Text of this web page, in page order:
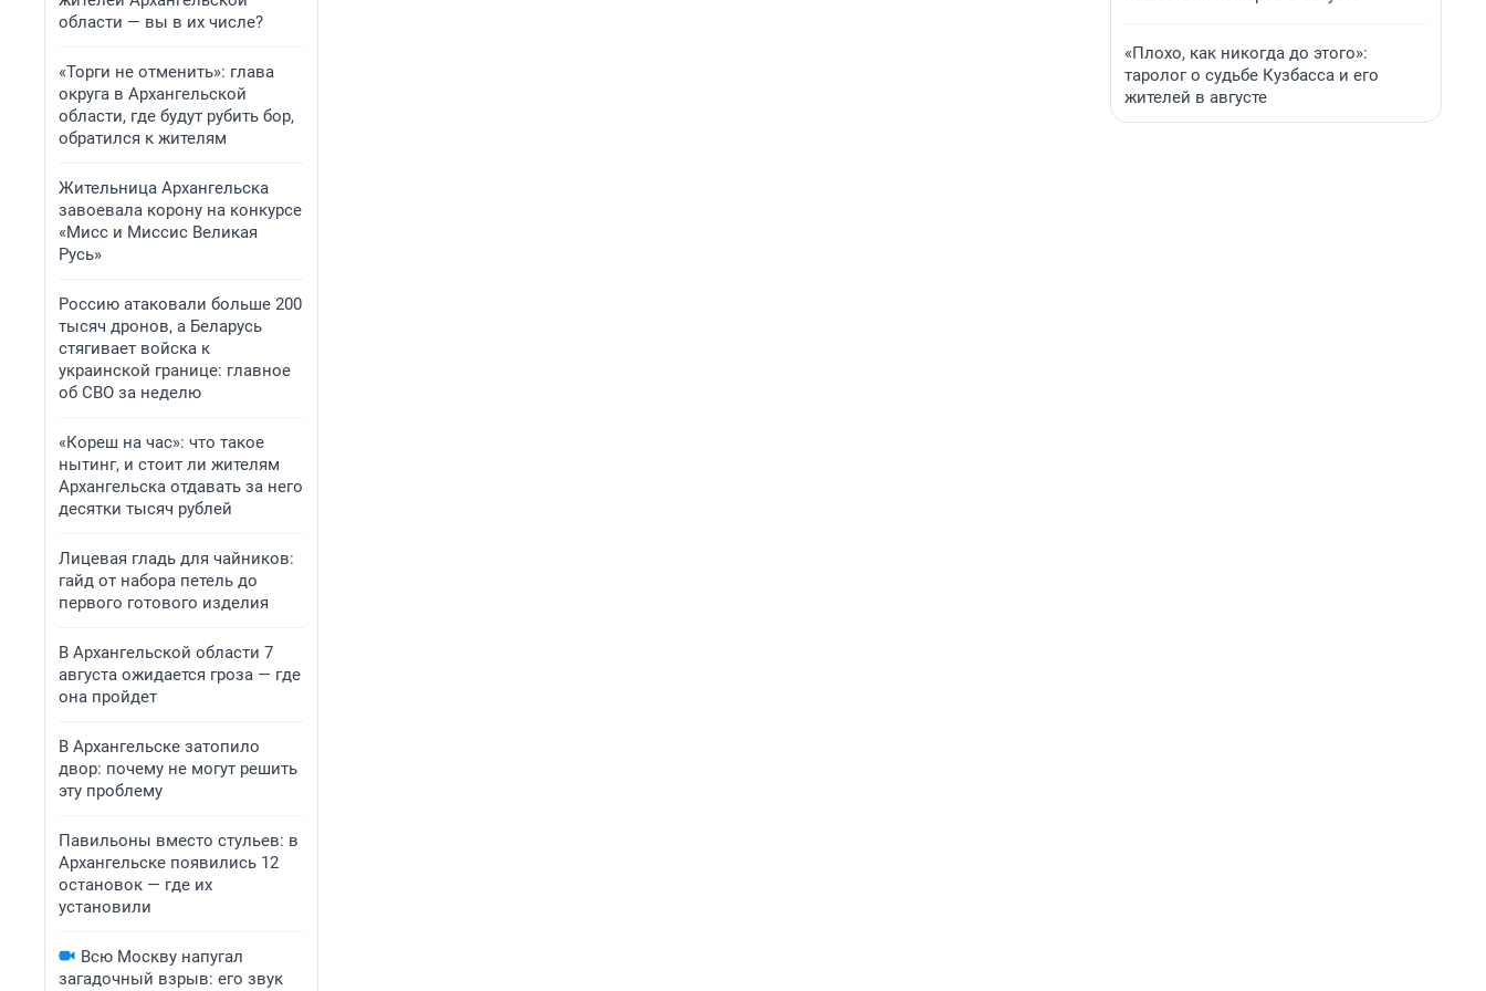
области — вы в их числе?
«Торги не отменить»: глава
округа в Архангельской
области, где будут рубить бор,
обратился к жителям
Жительница Архангельска
завоевала корону на конкурсе
«Мисс и Миссис Великая
Русь»
Россию атаковали больше 200
тысяч дронов, а Беларусь
стягивает войска к
украинской границе: главное
об СВО за неделю
«Кореш на час»: что такое
нытинг, и стоит ли жителям
Архангельска отдавать за него
десятки тысяч рублей
Лицевая гладь для чайников:
гайд от набора петель до
первого готового изделия
В Архангельской области 7
августа ожидается гроза — где
она пройдет
В Архангельске затопило
двор: почему не могут решить
эту проблему
Павильоны вместо стульев: в
Архангельске появились 12
остановок — где их
установили
Всю Москву напугал
загадочный взрыв: его звук
«Плохо, как никогда до этого»:
таролог о судьбе Кузбасса и его
жителей в августе